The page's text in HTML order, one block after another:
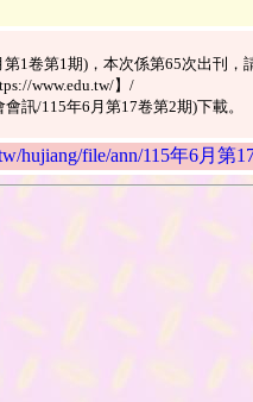
1卷第1期)，本次係第65次出刊，
www.edu.tw/】/
訊/115年6月第17卷第2期)下載。
hujiang/file/ann/115年6月